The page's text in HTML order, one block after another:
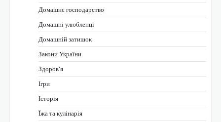
Домашнє господарство
Домашні улюбленці
Домашній затишок
Закони України
Здоров'я
Ігри
Історія
Їжа та кулінарія